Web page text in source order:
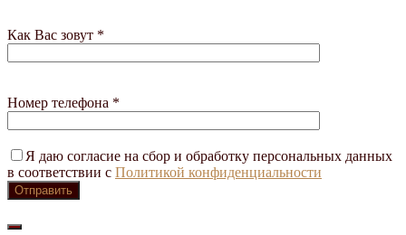
Как Вас зовут *
Номер телефона *
Я даю согласие на сбор и обработку персональных данных
в соответствии с Политикой конфиденциальности